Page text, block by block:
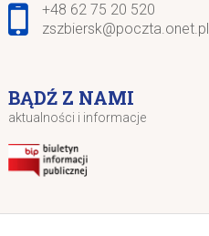
+48 62 75 20 520
zszbiersk@poczta.onet.pl
BĄDŹ Z NAMI
aktualności i informacje